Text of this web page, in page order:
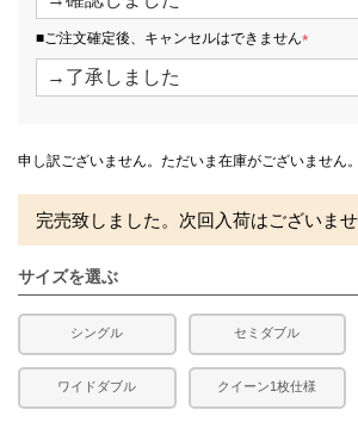
)
■ご注文確定後、キャンセルはできません
(
申し訳ございません。ただいま在庫がございません。
完売致しました。次回入荷はございませ
サイズを選ぶ
シングル セミダブル
ワイドダブル クイーン1枚仕様